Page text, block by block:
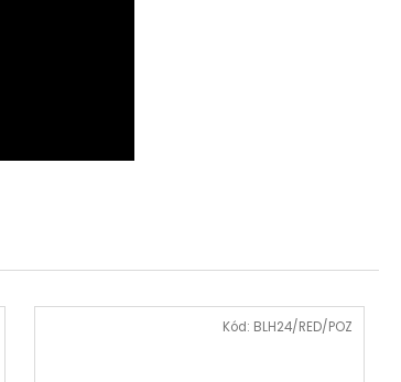
Kód: BLH24/RED/POZ